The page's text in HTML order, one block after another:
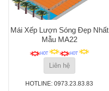
Mái Xếp Lượn Sóng Đẹp Nhất
Mẫu MA22
Liên hệ
HOTLINE: 0973.23.83.83